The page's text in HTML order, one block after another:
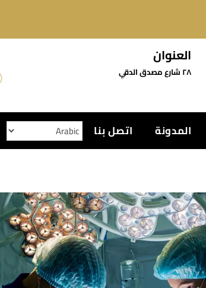
العنوان
٢٨ شارع مصدق الدقي
المدونة اتصل بنا